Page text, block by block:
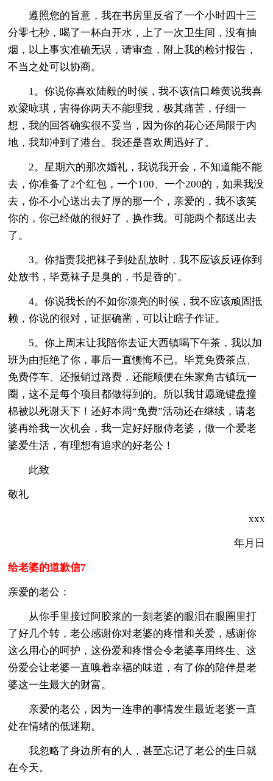
遵照您的旨意，我在书房里反省了一个小时四十三
分零七秒，喝了一杯白开水，上了一次卫生间，没有抽
烟，以上事实准确无误，请审查，附上我的检讨报告，
不当之处可以协商。
1。你说你喜欢陆毅的时候，我不该信口雌黄说我喜
欢梁咏琪，害得你两天不能理我，极其痛苦，仔细一
想，我的回答确实很不妥当，因为你的花心还局限于内
地，我却冲到了港台。我还是喜欢周迅好了。
2。星期六的那次婚礼，我说我开会，不知道能不能
去，你准备了2个红包，一个100、一个200的，如果我没
去，你不小心送出去了厚的那一个，亲爱的，我不该笑
你的，你已经做的很好了，换作我。可能两个都送出去
了。
3。你指责我把袜子到处乱放时，我不应该反诬你到
处放书，毕竟袜子是臭的，书是香的`。
4。你说我长的不如你漂亮的时候，我不应该顽固抵
赖，你说的很对，证据确凿，可以让瞎子作证。
5。你上周末让我陪你去证大西镇喝下午茶，我以加
班为由拒绝了你，事后一直懊悔不已。毕竟免费茶点、
免费停车、还报销过路费，还能顺便在朱家角古镇玩一
圈，这不是每个项目都做得到的。所以我甘愿跪键盘撞
棉被以死谢天下！还好本周“免费”活动还在继续，请老
婆再给我一次机会，我一定好好服侍老婆，做一个爱老
婆爱生活，有理想有追求的好老公！
此致
敬礼
xxx
年月日
给老婆的道歉信7
亲爱的老公：
从你手里接过阿胶浆的一刻老婆的眼泪在眼圈里打
了好几个转，老公感谢你对老婆的疼惜和关爱，感谢你
这么用心的呵护，这份爱和疼惜会令老婆享用终生、这
份爱会让老婆一直嗅着幸福的味道，有了你的陪伴是老
婆这一生最大的财富。
亲爱的老公，因为一连串的事情发生最近老婆一直
处在情绪的低迷期。
我忽略了身边所有的人，甚至忘记了老公的生日就
在今天。